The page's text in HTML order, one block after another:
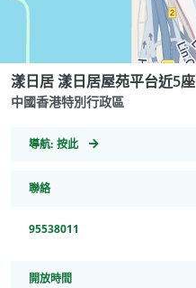
中國香港特別行政區
漾日居 漾日居屋苑平台近5座
導航: GeoCoordinates
按此
聯絡
95538011
開放時間